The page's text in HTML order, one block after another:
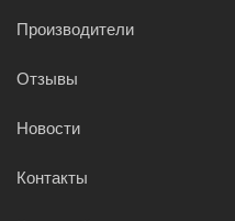
Производители
Отзывы
Новости
Контакты